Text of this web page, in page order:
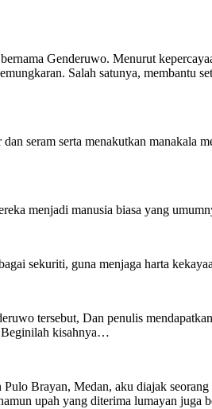
Genderuwo. Menurut
Salah satunya, membantu
seram serta menakutkan
menjadi manusia biasa yang
sekuriti, guna menjaga harta
tersebut, Dan penulis
Beginilah kisahnya…
Brayan, Medan, aku diajak
upah yang diterima lumayan juga